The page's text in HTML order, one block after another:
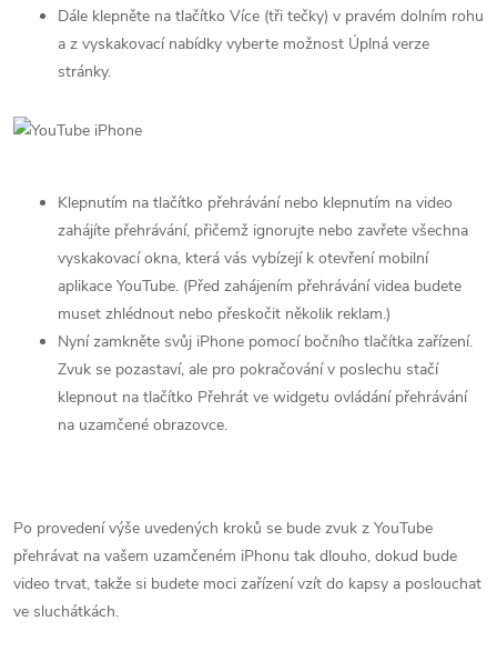
Dále klepněte na tlačítko Více (tři tečky) v pravém dolním rohu
a z vyskakovací nabídky vyberte možnost Úplná verze
stránky.
Klepnutím na tlačítko přehrávání nebo klepnutím na video
zahájíte přehrávání, přičemž ignorujte nebo zavřete všechna
vyskakovací okna, která vás vybízejí k otevření mobilní
aplikace YouTube. (Před zahájením přehrávání videa budete
muset zhlédnout nebo přeskočit několik reklam.)
Nyní zamkněte svůj iPhone pomocí bočního tlačítka zařízení.
Zvuk se pozastaví, ale pro pokračování v poslechu stačí
klepnout na tlačítko Přehrát ve widgetu ovládání přehrávání
na uzamčené obrazovce.
Po provedení výše uvedených kroků se bude zvuk z YouTube
přehrávat na vašem uzamčeném iPhonu tak dlouho, dokud bude
video trvat, takže si budete moci zařízení vzít do kapsy a poslouchat
ve sluchátkách.